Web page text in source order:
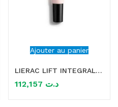
Ajouter au panier
LIERAC LIFT INTEGRAL SOIN REGARD 15ML
د.ت